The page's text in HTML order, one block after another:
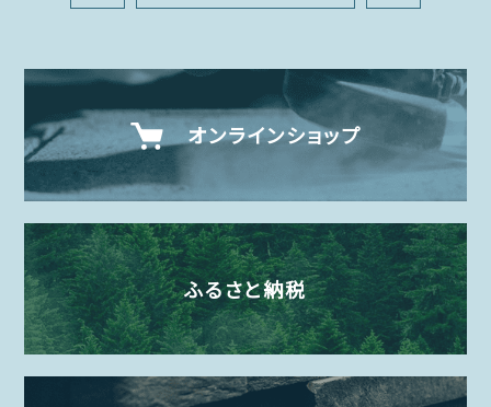
オンラインショップ
ふるさと納税